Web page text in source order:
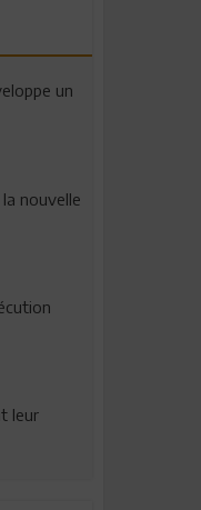
un
la nouvelle
leur